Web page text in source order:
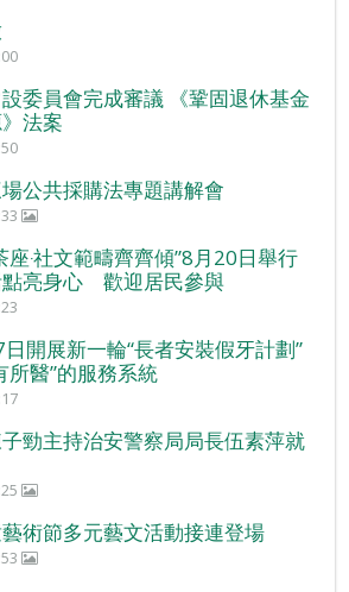
委員會完成審議 《鞏固退休基金
法案
公共採購法專題講解會
座‧社文範疇齊齊傾”8月20日舉行
點亮身心 歡迎居民參與
開展新一輪“長者安裝假牙計劃”
所醫”的服務系統
勁主持治安警察局局長伍素萍就
術節多元藝文活動接連登場